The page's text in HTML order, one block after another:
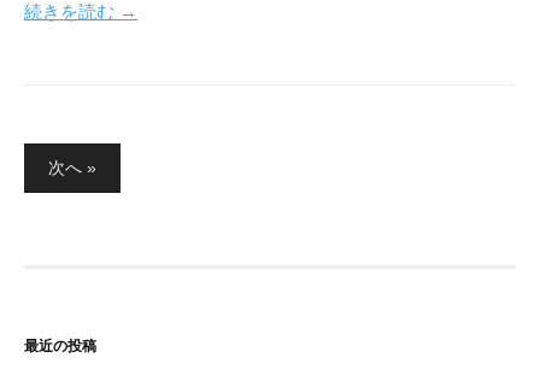
続きを読む →
稿
送
次へ »
最近の投稿